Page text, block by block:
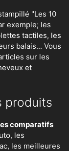
"Les 10
exemple; les
tactiles, les
balais... Vous
sur les
et
produits
comparatifs
les
les meilleures